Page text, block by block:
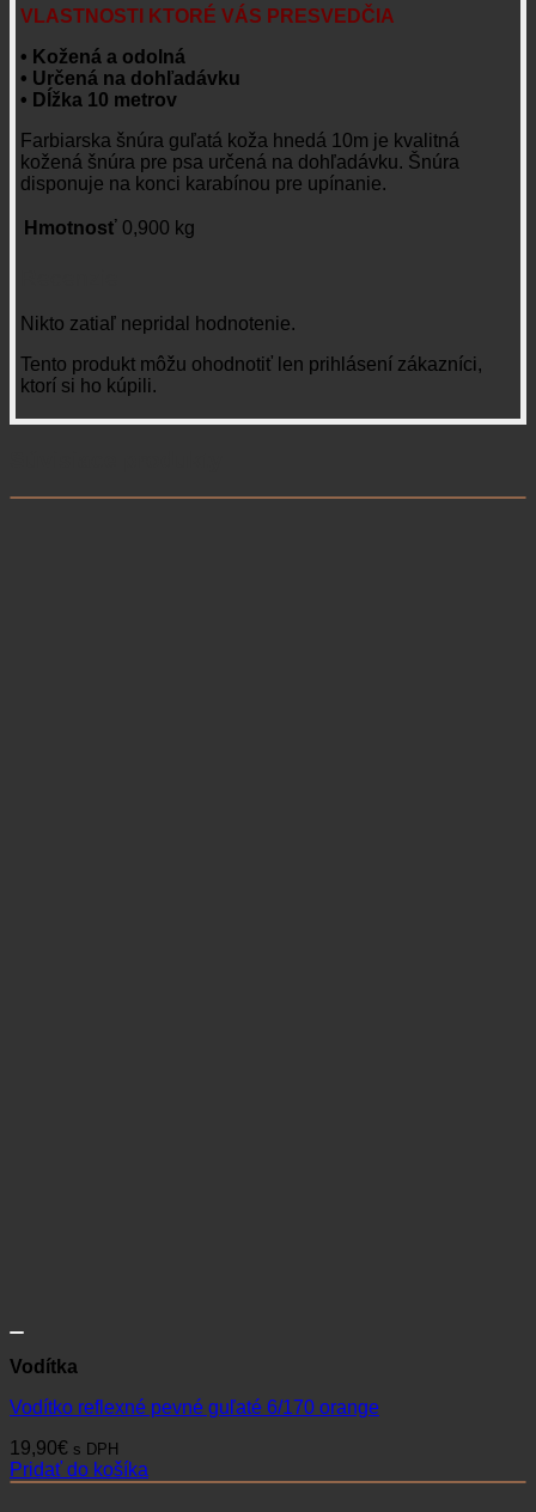
VLASTNOSTI KTORÉ VÁS PRESVEDČIA
• Kožená a odolná
• Určená na dohľadávku
• Dĺžka 10 metrov
Farbiarska šnúra guľatá koža hnedá 10m je kvalitná
kožená šnúra pre psa určená na dohľadávku. Šnúra
disponuje na konci karabínou pre upínanie.
Hmotnosť 0,900 kg
Nikto zatiaľ nepridal hodnotenie.
Tento produkt môžu ohodnotiť len prihlásení zákazníci,
ktorí si ho kúpili.
Vodítka
Vodítko reflexné pevné guľaté 6/170 orange
19,90€ s DPH
Pridať do košíka